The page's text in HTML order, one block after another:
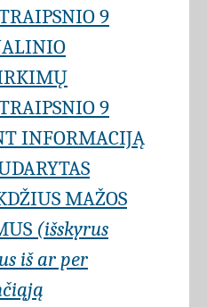
9
9
INFORMACIJĄ
MAŽOS
(išskyrus
iš ar per